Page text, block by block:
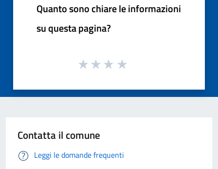
Quanto sono chiare le informazioni
su questa pagina?
Contatta il comune
Leggi le domande frequenti